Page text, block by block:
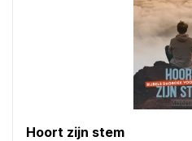
Hoort zijn stem